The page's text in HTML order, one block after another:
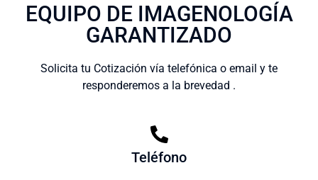
EQUIPO DE IMAGENOLOGÍA
GARANTIZADO
Solicita tu Cotización vía telefónica o email y te
responderemos a la brevedad .
Teléfono